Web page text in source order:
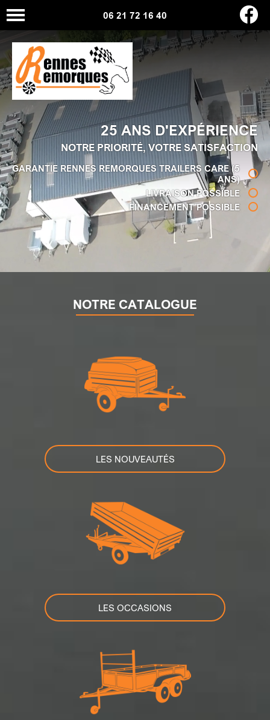
06 21 72 16 40
25 ANS D'EXPÉRIENCE
NOTRE PRIORITÉ, VOTRE SATISFACTION
GARANTIE RENNES REMORQUES TRAILERS CARE (5
ANS)
LIVRAISON POSSIBLE
FINANCEMENT POSSIBLE
NOTRE CATALOGUE
LES NOUVEAUTÉS
LES OCCASIONS